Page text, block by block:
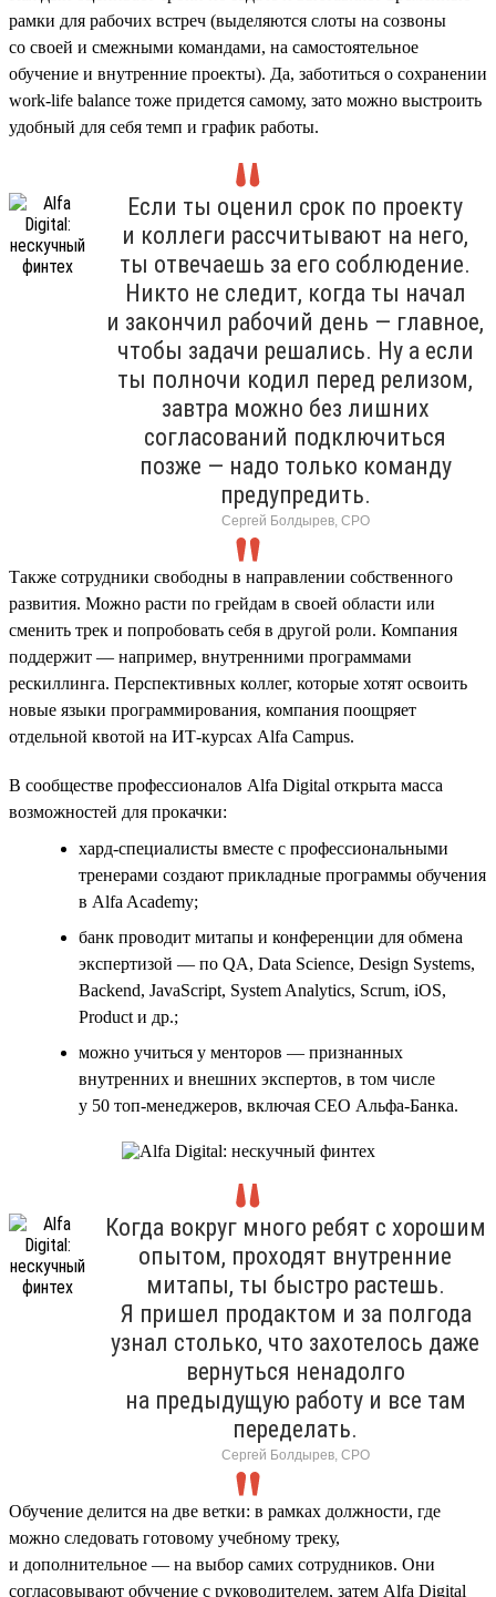
рамки для рабочих встреч (выделяются слоты на созвоны
со своей и смежными командами, на самостоятельное
обучение и внутренние проекты). Да, заботиться о сохранении
work-life balance тоже придется самому, зато можно выстроить
удобный для себя темп и график работы.
Если ты оценил срок по проекту
и коллеги рассчитывают на него,
ты отвечаешь за его соблюдение.
Никто не следит, когда ты начал
и закончил рабочий день — главное,
чтобы задачи решались. Ну а если
ты полночи кодил перед релизом,
завтра можно без лишних
согласований подключиться
позже — надо только команду
предупредить.
Сергей Болдырев, СРО
Также сотрудники свободны в направлении собственного
развития. Можно расти по грейдам в своей области или
сменить трек и попробовать себя в другой роли. Компания
поддержит — например, внутренними программами
рескиллинга. Перспективных коллег, которые хотят освоить
новые языки программирования, компания поощряет
отдельной квотой на ИТ-курсах Alfa Campus.
В сообществе профессионалов Alfa Digital открыта масса
возможностей для прокачки:
хард-специалисты вместе с профессиональными
тренерами создают прикладные программы обучения
в Alfa Academy;
банк проводит митапы и конференции для обмена
экспертизой — по QA, Data Science, Design Systems,
Backend, JavaScript, System Analytics, Scrum, iOS,
Product и др.;
можно учиться у менторов — признанных
внутренних и внешних экспертов, в том числе
у 50 топ-менеджеров, включая CEO Альфа-Банка.
Когда вокруг много ребят с хорошим
опытом, проходят внутренние
митапы, ты быстро растешь.
Я пришел продактом и за полгода
узнал столько, что захотелось даже
вернуться ненадолго
на предыдущую работу и все там
переделать.
Сергей Болдырев, СРО
Обучение делится на две ветки: в рамках должности, где
можно следовать готовому учебному треку,
и дополнительное — на выбор самих сотрудников. Они
согласовывают обучение с руководителем, затем Alfa Digital